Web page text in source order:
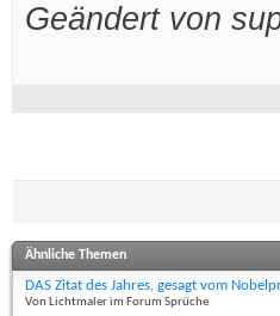
Geändert von
Ähnliche Themen
DAS Zitat des Jahres, gesagt vom
Von Lichtmaler im Forum Sprüche